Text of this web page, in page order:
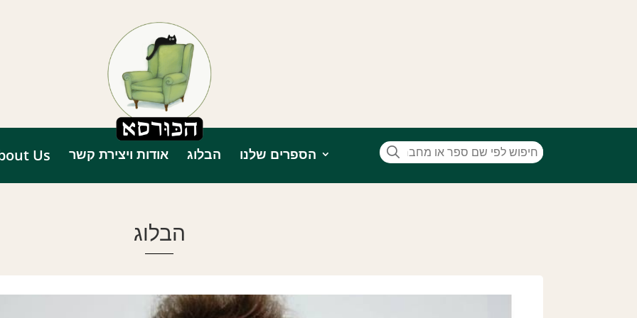
הספרים שלנו הבלוג אודות ויצירת קשר Us
הבלוג